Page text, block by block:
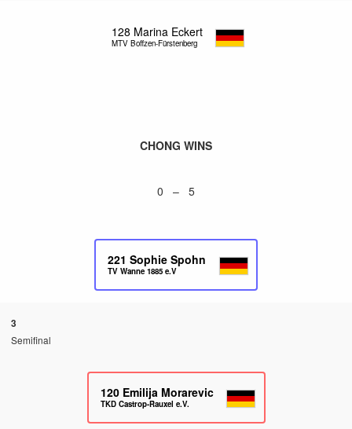
128 Marina Eckert
MTV Boffzen-Fürstenberg
CHONG WINS
0 – 5
221 Sophie Spohn
TV Wanne 1885 e.V
3
Semifinal
120 Emilija Morarevic
TKD Castrop-Rauxel e.V.